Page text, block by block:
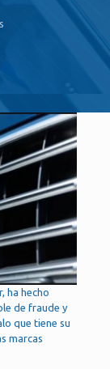
ha hecho
de fraude y
que tiene su
marcas